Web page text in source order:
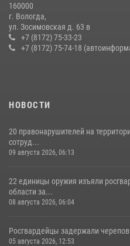
В ВОЛОГДЕ РОСГВАРДЕЙЦЫ
ОТКАЗЫВАВШЕГОСЯ ОСВОБОДИТЬ
24 июля 2026, 07:32
160000
г. Вологда,
ул. Зосимовская д. 63 в
+7 (8172) 75-33-23
+7 (8172) 75-74-18
НОВОСТИ
20 правонарушителей на
сотруд...
09 августа 2026, 06:13
22 единицы оружия изъяли
области за...
08 августа 2026, 06:04
Росгвардейцы задержали
05 августа 2026, 12:53